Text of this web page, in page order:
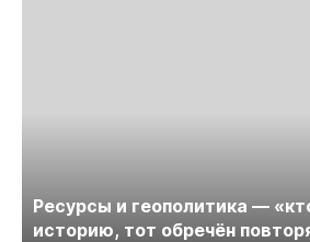
Ресурсы и геополитика —
историю, тот обречён